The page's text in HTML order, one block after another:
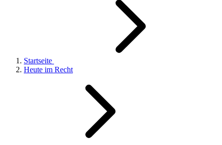
Startseite
Heute im Recht